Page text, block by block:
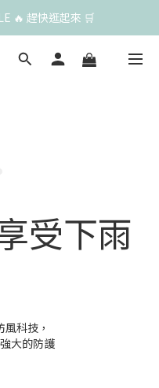
🔥 趕快逛起來 🛒
受下雨
科技，
大的防護